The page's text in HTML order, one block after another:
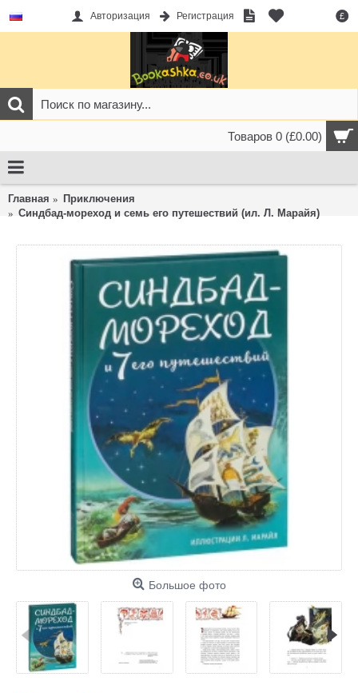
£
Авторизация Регистрация
Товаров 0 (£0.00)
Главная
Приключения
Синдбад-мореход и семь его путешествий (ил. Л. Марайя)
Большое фото